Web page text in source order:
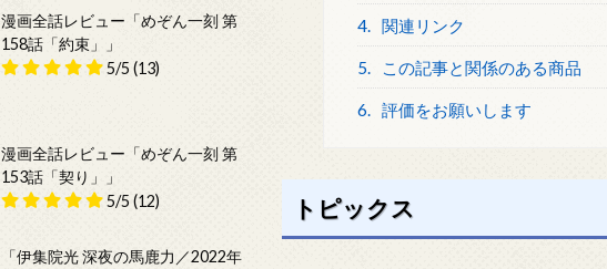
4. 関連リンク
5. この記事と関係のある商品
6. 評価をお願いします
トピックス
漫画全話レビュー「めぞん一刻 第
158話「約束」」
5/5 (13)
漫画全話レビュー「めぞん一刻 第
153話「契り」」
5/5 (12)
「伊集院光 深夜の馬鹿力／2022年